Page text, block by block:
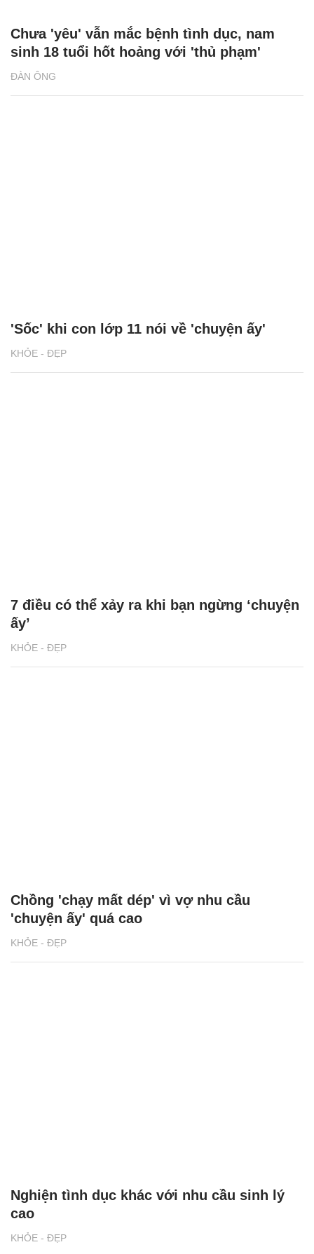
ĐÀN ÔNG
Chưa 'yêu' vẫn mắc bệnh tình dục, nam
sinh 18 tuổi hốt hoảng với 'thủ phạm'
KHỎE - ĐẸP
'Sốc' khi con lớp 11 nói về 'chuyện ấy'
KHỎE - ĐẸP
7 điều có thể xảy ra khi bạn ngừng ‘chuyện
ấy’
KHỎE - ĐẸP
Chồng 'chạy mất dép' vì vợ nhu cầu
'chuyện ấy' quá cao
KHỎE - ĐẸP
Nghiện tình dục khác với nhu cầu sinh lý
cao